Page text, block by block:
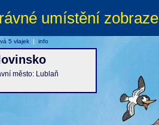
umístění
město: Lublaň
5 vlajek | info